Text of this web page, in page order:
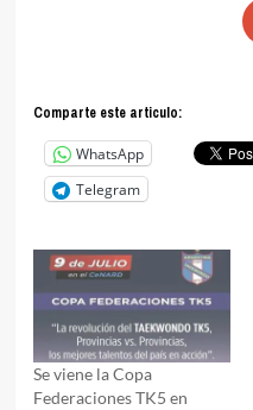
Comparte este articulo:
WhatsApp
Telegram
Se viene la Copa
Federaciones TK5 en